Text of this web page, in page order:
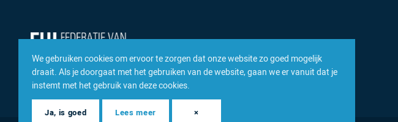
We gebruiken cookies om ervoor te zorgen dat onze website zo goed mogelijk
draait. Als je doorgaat met het gebruiken van de website, gaan we er vanuit dat je
instemt met het gebruik van deze cookies.
Ja, is goed Lees meer ×